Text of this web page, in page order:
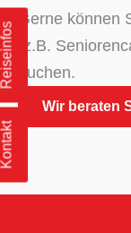
Gerne
(z.B.
buchen.
Wir beraten